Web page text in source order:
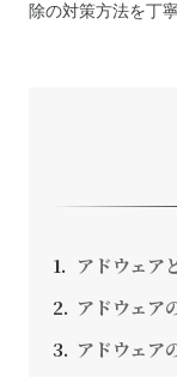
除の対策方法を丁
アドウェア
アドウェア
アドウェア